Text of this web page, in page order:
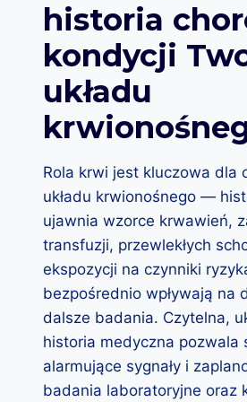
T
E
R
P
R
E
T
J
E
T
P
E
R
O
N
E
L
historia
kondycji
układu
Rola krwi jest kluczowa dla
układu krwionośnego —
ujawnia wzorce krwawień,
transfuzji, przewlekłych
ekspozycji na czynniki
bezpośrednio wpływają na
dalsze badania. Czytelna,
historia medyczna pozwala
alarmujące sygnały i
badania laboratoryjne oraz